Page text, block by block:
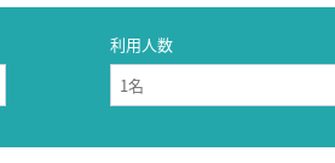
利用人数